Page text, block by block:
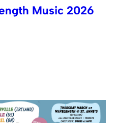
Music 2026